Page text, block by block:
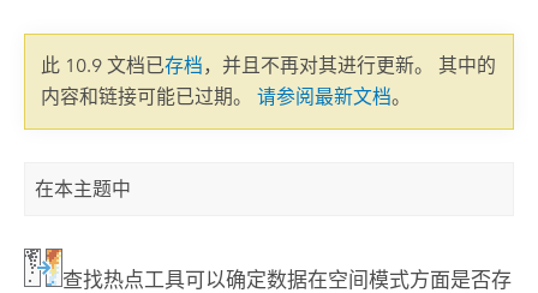
此 10.9 文档已存档，并且不再对其进行更新。 其中的
内容和链接可能已过期。 请参阅最新文档。
在本主题中
查找热点工具可以确定数据在空间模式方面是否存